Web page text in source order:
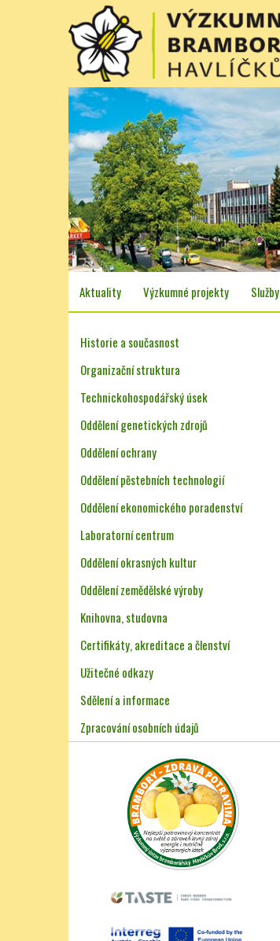
Aktuality Výzkumné projekty Služby
Historie a současnost
Organizační struktura
Technickohospodářský úsek
Oddělení genetických zdrojů
Oddělení ochrany
Oddělení pěstebních technologií
Oddělení ekonomického poradenství
Laboratorní centrum
Oddělení okrasných kultur
Oddělení zemědělské výroby
Knihovna, studovna
Certifikáty, akreditace a členství
Užitečné odkazy
Sdělení a informace
Zpracování osobních údajů